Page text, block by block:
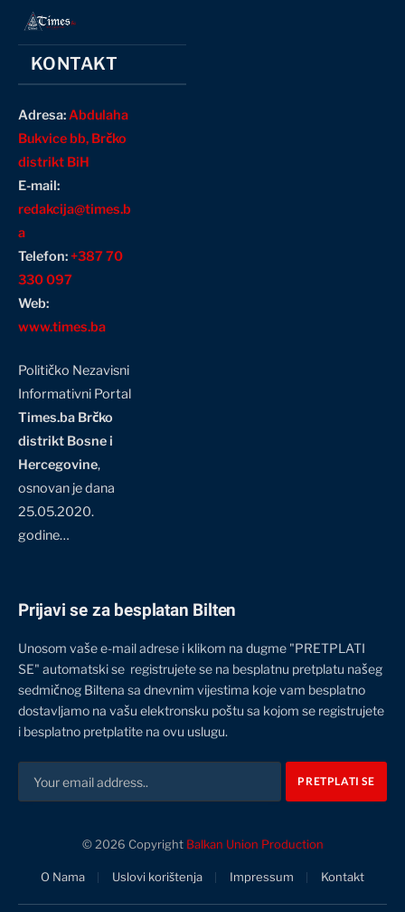
KONTAKT
Adresa:Abdulaha
Bukvice bb, Brčko
distrikt BiH
E-mail:
redakcija@times.b
a
Telefon:+387 70
330 097
Web:
www.times.ba
Političko Nezavisni
Informativni Portal
Times.ba Brčko
distrikt Bosne i
Hercegovine,
osnovan je dana
25.05.2020.
godine…
Prijavi se za besplatan Bilten
Unosom vaše e-mail adrese i klikom na dugme "PRETPLATI
SE" automatski se registrujete se na besplatnu pretplatu našeg
sedmičnog Biltena sa dnevnim vijestima koje vam besplatno
dostavljamo na vašu elektronsku poštu sa kojom se registrujete
i besplatno pretplatite na ovu uslugu.
© 2026 Copyright Balkan Union Production
O Nama Uslovi korištenja Impressum Kontakt